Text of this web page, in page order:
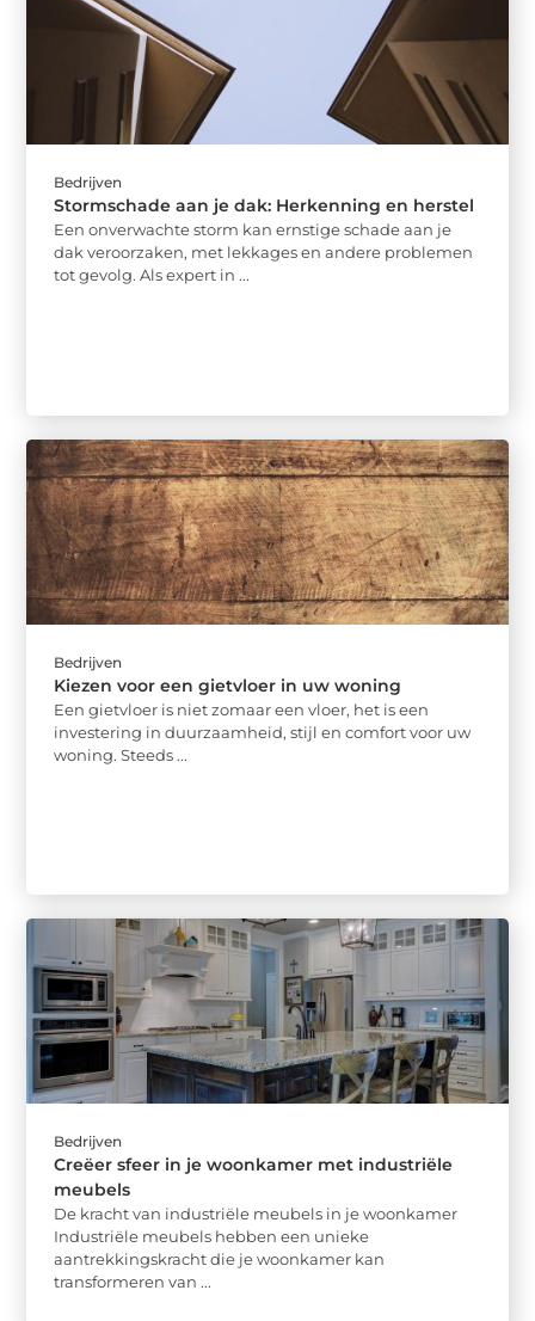
Bedrijven
Stormschade aan je dak: Herkenning en herstel
Een onverwachte storm kan ernstige schade aan je
dak veroorzaken, met lekkages en andere problemen
tot gevolg. Als expert in ...
Bedrijven
Kiezen voor een gietvloer in uw woning
Een gietvloer is niet zomaar een vloer, het is een
investering in duurzaamheid, stijl en comfort voor uw
woning. Steeds ...
Bedrijven
Creëer sfeer in je woonkamer met industriële
meubels
De kracht van industriële meubels in je woonkamer
Industriële meubels hebben een unieke
aantrekkingskracht die je woonkamer kan
transformeren van ...